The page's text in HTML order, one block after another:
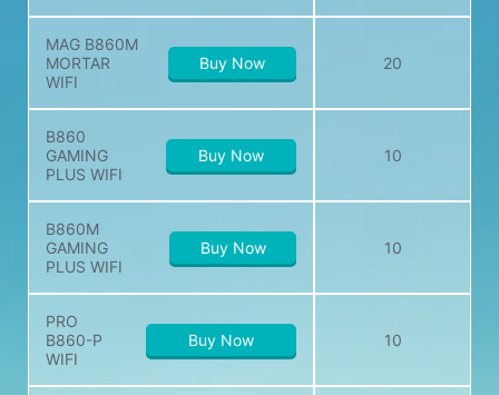
MAG B860M
MORTAR
WIFI
Buy Now 20
B860
GAMING
PLUS WIFI
Buy Now 10
B860M
GAMING
PLUS WIFI
Buy Now 10
PRO
B860-P
WIFI
Buy Now 10
STOK VAR
STOK VAR